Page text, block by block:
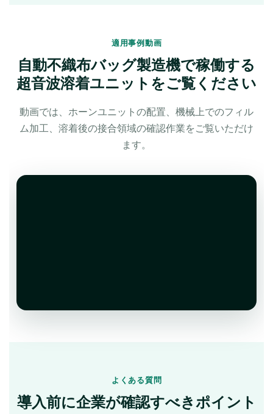
適用事例動画
自動不織布バッグ製造機で稼働する
超音波溶着ユニットをご覧ください
動画では、ホーンユニットの配置、機械上でのフィル
ム加工、溶着後の接合領域の確認作業をご覧いただけ
ます。
よくある質問
導入前に企業が確認すべきポイント